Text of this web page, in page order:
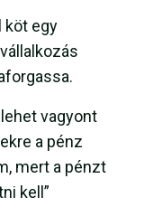
köt egy
vagyont
a pénz
mert a pénzt
kell”